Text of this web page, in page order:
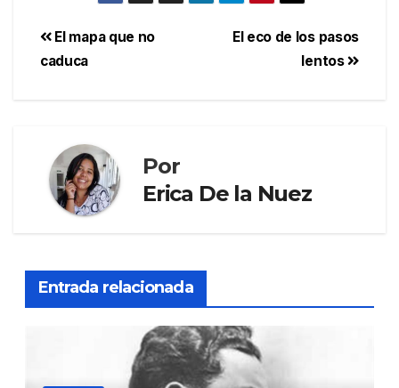
El eco de los pasos
lentos
El mapa que no
caduca
Por
Erica De la Nuez
Entrada relacionada